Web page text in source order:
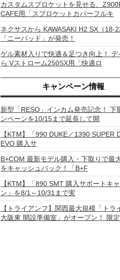
カスタムスプロケットを見せる、
CAFE用「スプロケットカバーフルキ
ネクサスから KAWASAKI H2 SX（18-
「ニーパッド」が発売！
ゲル素材入りで快適＆足つき向上！ デ
ら Vストローム250SX用「快適ロ
キャンペーン情報
新型「RESO」インカム発売記念！ 下
ンペーンを10/15まで延長して開
【KTM】「990 DUKE／1390 SUPER
EVO 購入サ
B+COM 最新モデル購入・下取りで最
をキャッシュバック！「B+F
【KTM】「890 SMT 購入サポートキ
ン」を8/1～10/31まで実
【トライアンフ】関西最大規模「トラ
大阪東 開設準備室」がオープン！ 限定